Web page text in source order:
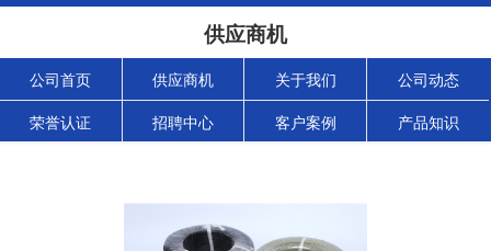
供应商机
公司首页 供应商机 关于我们 公司动态
荣誉认证 招聘中心 客户案例 产品知识